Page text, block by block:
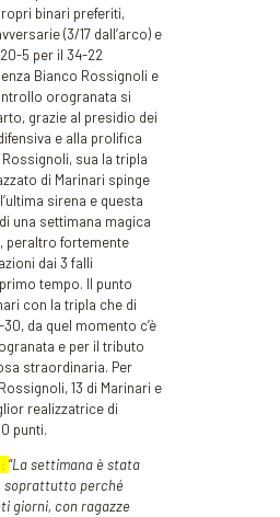
binari preferiti,
(3/17 dall’arco) e
5 per il 34-22
Bianco Rossignoli e
orogranata si
grazie al presidio dei
e alla prolifica
sua la tripla
di Marinari spinge
sirena e questa
una settimana magica
peraltro fortemente
dai 3 falli
tempo. Il punto
con la tripla che di
30, da quel momento c’è
e per il tributo
straordinaria. Per
13 di Marinari e
realizzatrice di
punti.
“La settimana è stata
soprattutto perché
giorni, con ragazze